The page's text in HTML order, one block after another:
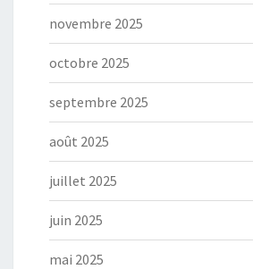
novembre 2025
octobre 2025
septembre 2025
août 2025
juillet 2025
juin 2025
mai 2025